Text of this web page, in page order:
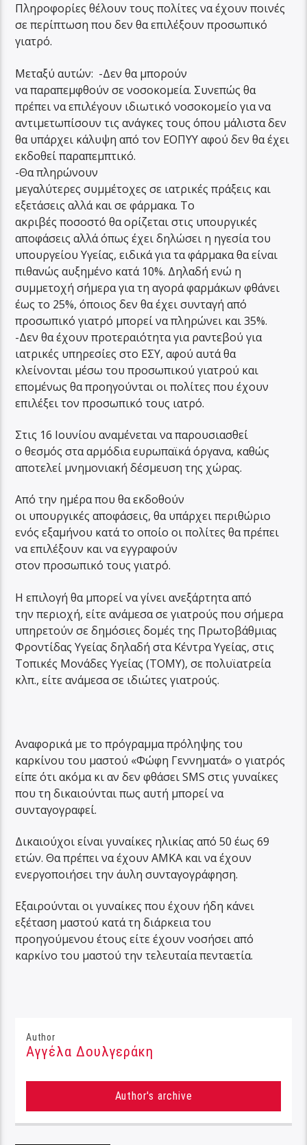
Πληροφορίες θέλουν τους πολίτες να έχουν ποινές
σε περίπτωση που δεν θα επιλέξουν προσωπικό
γιατρό.
Μεταξύ αυτών: -Δεν θα μπορούν
να παραπεμφθούν σε νοσοκομεία. Συνεπώς θα
πρέπει να επιλέγουν ιδιωτικό νοσοκομείο για να
αντιμετωπίσουν τις ανάγκες τους όπου μάλιστα δεν
θα υπάρχει κάλυψη από τον ΕΟΠΥΥ αφού δεν θα έχει
εκδοθεί παραπεμπτικό.
-Θα πληρώνουν
μεγαλύτερες συμμέτοχες σε ιατρικές πράξεις και
εξετάσεις αλλά και σε φάρμακα. Το
ακριβές ποσοστό θα ορίζεται στις υπουργικές
αποφάσεις αλλά όπως έχει δηλώσει η ηγεσία του
υπουργείου Υγείας, ειδικά για τα φάρμακα θα είναι
πιθανώς αυξημένο κατά 10%. Δηλαδή ενώ η
συμμετοχή σήμερα για τη αγορά φαρμάκων φθάνει
έως το 25%, όποιος δεν θα έχει συνταγή από
προσωπικό γιατρό μπορεί να πληρώνει και 35%.
-Δεν θα έχουν προτεραιότητα για ραντεβού για
ιατρικές υπηρεσίες στο ΕΣΥ, αφού αυτά θα
κλείνονται μέσω του προσωπικού γιατρού και
επομένως θα προηγούνται οι πολίτες που έχουν
επιλέξει τον προσωπικό τους ιατρό.
Στις 16 Ιουνίου αναμένεται να παρουσιασθεί
ο θεσμός στα αρμόδια ευρωπαϊκά όργανα, καθώς
αποτελεί μνημονιακή δέσμευση της χώρας.
Από την ημέρα που θα εκδοθούν
οι υπουργικές αποφάσεις, θα υπάρχει περιθώριο
ενός εξαμήνου κατά το οποίο οι πολίτες θα πρέπει
να επιλέξουν και να εγγραφούν
στον προσωπικό τους γιατρό.
Η επιλογή θα μπορεί να γίνει ανεξάρτητα από
την περιοχή, είτε ανάμεσα σε γιατρούς που σήμερα
υπηρετούν σε δημόσιες δομές της Πρωτοβάθμιας
Φροντίδας Υγείας δηλαδή στα Κέντρα Υγείας, στις
Τοπικές Μονάδες Υγείας (ΤΟΜΥ), σε πολυϊατρεία
κλπ., είτε ανάμεσα σε ιδιώτες γιατρούς.
Αναφορικά με το πρόγραμμα πρόληψης του
καρκίνου του μαστού «Φώφη Γεννηματά» ο γιατρός
είπε ότι ακόμα κι αν δεν φθάσει SMS στις γυναίκες
που τη δικαιούνται πως αυτή μπορεί να
συνταγογραφεί.
Δικαιούχοι είναι γυναίκες ηλικίας από 50 έως 69
ετών. Θα πρέπει να έχουν ΑΜΚΑ και να έχουν
ενεργοποιήσει την άυλη συνταγογράφηση.
Εξαιρούνται οι γυναίκες που έχουν ήδη κάνει
εξέταση μαστού κατά τη διάρκεια του
προηγούμενου έτους είτε έχουν νοσήσει από
καρκίνο του μαστού την τελευταία πενταετία.
Author
Αγγέλα Δουλγεράκη
Author's archive